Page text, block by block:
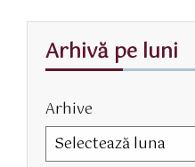
Arhivă pe luni
Arhive